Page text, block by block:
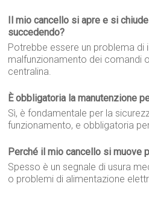
Il mio cancello si apre e si
succedendo?
Potrebbe essere un problema di
malfunzionamento dei comandi
centralina.
È obbligatoria la manutenzione
Sì, è fondamentale per la
funzionamento, e obbligatoria
Perché il mio cancello si muove
Spesso è un segnale di usura
o problemi di alimentazione